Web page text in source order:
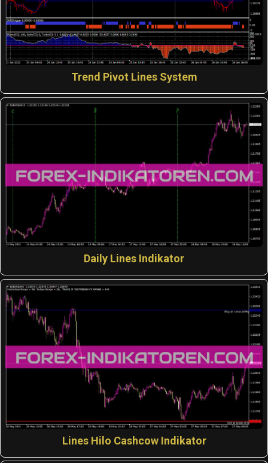
Trend Pivot Lines System
Daily Lines Indikator
Lines Hilo Cashcow Indikator